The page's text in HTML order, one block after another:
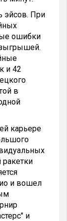
эйсов. При
ошибки
и 42
в
карьере
ракетки
и вошел
и